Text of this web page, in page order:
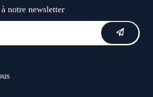
notre newsletter